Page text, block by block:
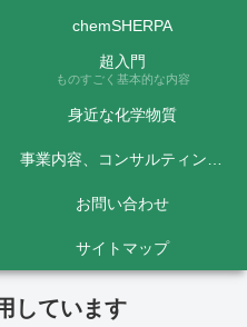
chemSHERPA
超入門
ものすごく基本的な内容
身近な化学物質
事業内容、コンサルティング料金など
お問い合わせ
サイトマップ
しています